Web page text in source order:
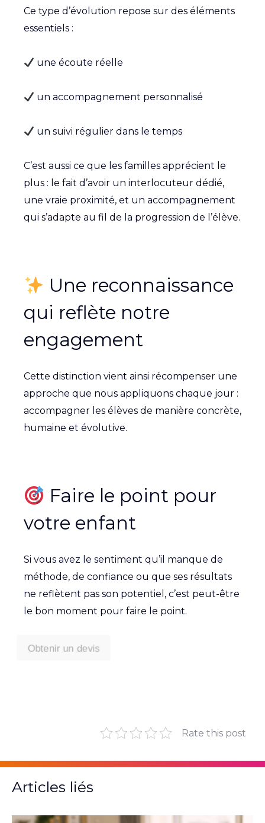
Ce type d’évolution repose sur des éléments
essentiels :
une écoute réelle
un accompagnement personnalisé
un suivi régulier dans le temps
C’est aussi ce que les familles apprécient le
plus : le fait d’avoir un interlocuteur dédié,
une vraie proximité, et un accompagnement
qui s’adapte au fil de la progression de l’élève.
Une reconnaissance
qui reflète notre
engagement
Cette distinction vient ainsi récompenser une
approche que nous appliquons chaque jour :
accompagner les élèves de manière concrète,
humaine et évolutive.
Faire le point pour
votre enfant
Si vous avez le sentiment qu’il manque de
méthode, de confiance ou que ses résultats
ne reflètent pas son potentiel, c’est peut-être
le bon moment pour faire le point.
Obtenir un devis
Rate this post
Articles liés